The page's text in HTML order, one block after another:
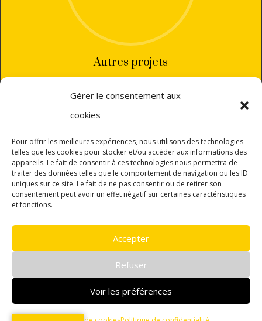
Gérer le consentement aux
cookies
Pour offrir les meilleures expériences, nous utilisons des technologies
telles que les cookies pour stocker et/ou accéder aux informations des
appareils. Le fait de consentir à ces technologies nous permettra de
traiter des données telles que le comportement de navigation ou les ID
uniques sur ce site. Le fait de ne pas consentir ou de retirer son
consentement peut avoir un effet négatif sur certaines caractéristiques
et fonctions.
Accepter
Refuser
Voir les préférences
Autres projets
annieploquin.rignol(a)gmail.com
+33 (0)6 82 06 88 32
PERPIGNAN
Isabelle Pares Communication
légales